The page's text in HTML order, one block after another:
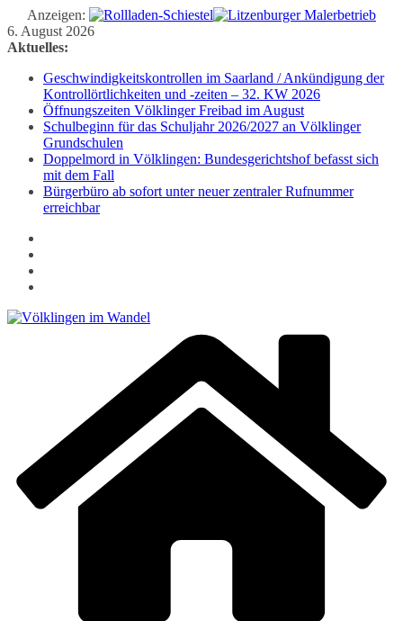
Anzeigen:
Zum
Inhalt
6. August 2026
Aktuelles:
Geschwindigkeitskontrollen im Saarland / Ankündigung der
Kontrollörtlichkeiten und -zeiten – 32. KW 2026
Öffnungszeiten Völklinger Freibad im August
Schulbeginn für das Schuljahr 2026/2027 an Völklinger
Grundschulen
Doppelmord in Völklingen: Bundesgerichtshof befasst sich
mit dem Fall
Bürgerbüro ab sofort unter neuer zentraler Rufnummer
erreichbar